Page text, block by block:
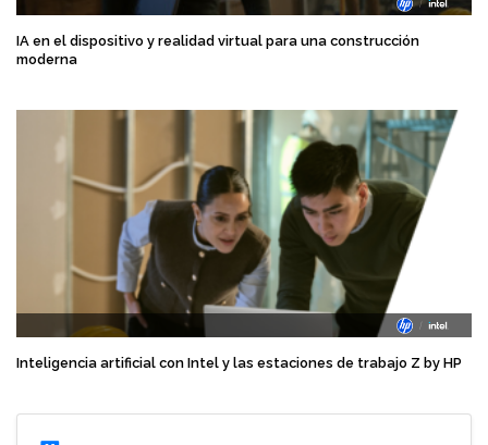
IA en el dispositivo y realidad virtual para una construcción
moderna
Inteligencia artificial con Intel y las estaciones de trabajo Z by HP